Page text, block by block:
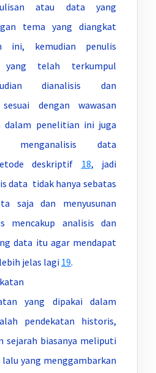
atau data yang
tema yang diangkat
ini, kemudian penulis
yang telah terkumpul
dianalisis dan
dengan wawasan
dalam penelitian ini juga
menganalisis data
deskriptif 18, jadi
data tidak hanya sebatas
saja dan menyusunan
analisis dan
data itu agar mendapat
jelas lagi 19.
yang dipakai dalam
pendekatan historis,
sejarah biasanya meliputi
yang menggambarkan